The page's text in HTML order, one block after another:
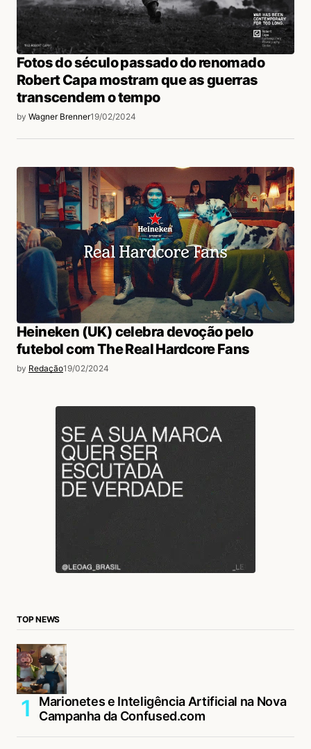
Fotos do século passado do renomado
Robert Capa mostram que as guerras
transcendem o tempo
by Wagner Brenner19/02/2024
Heineken (UK) celebra devoção pelo
futebol com The Real Hardcore Fans
by Redação19/02/2024
TOP NEWS
Marionetes e Inteligência Artificial na Nova
Campanha da Confused.com